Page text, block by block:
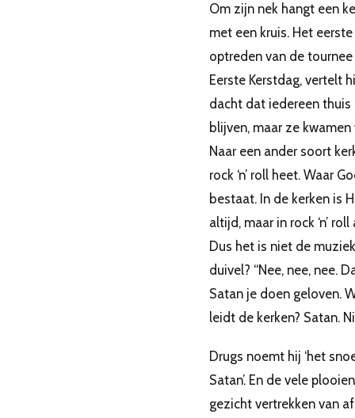
Om zijn nek hangt een
met een kruis. Het eerste
optreden van de
Eerste Kerstdag, vertelt
dacht dat iedereen thuis
blijven, maar ze kwamen
Naar een ander soort
rock ‘n’ roll heet. Waar
bestaat. In de kerken is
altijd, maar in rock ‘n’ roll
Dus het is niet de
duivel? “Nee, nee, nee.
Satan je doen geloven.
leidt de kerken? Satan.
Drugs noemt hij ‘het
Satan’. En de vele
gezicht vertrekken van